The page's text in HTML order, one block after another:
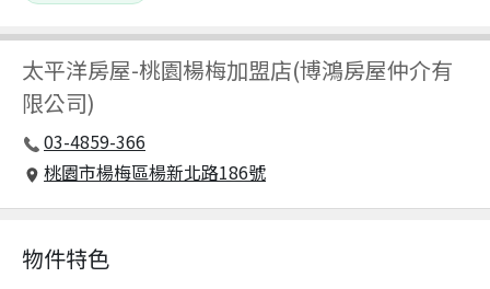
太平洋房屋-桃園楊梅加盟店(博鴻房屋仲介有
限公司)
03-4859-366
桃園市楊梅區楊新北路186號
物件特色